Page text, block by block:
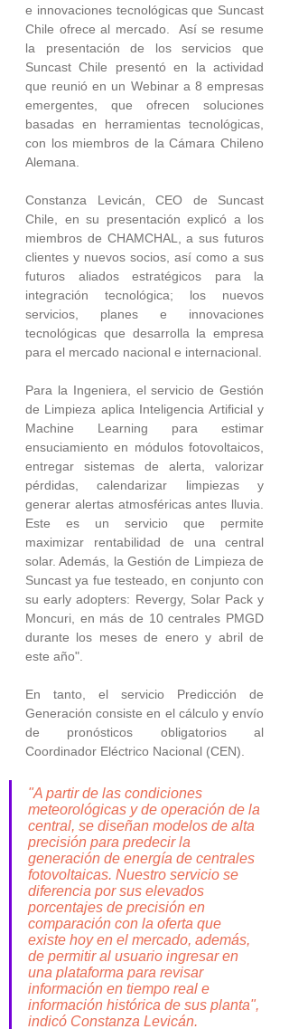
e innovaciones tecnológicas que Suncast
Chile ofrece al mercado.  Así se resume
la presentación de los servicios que
Suncast Chile presentó en la actividad
que reunió en un Webinar a 8 empresas
emergentes, que ofrecen soluciones
basadas en herramientas tecnológicas,
con los miembros de la Cámara Chileno
Alemana.
Constanza Levicán, CEO de Suncast
Chile, en su presentación explicó a los
miembros de CHAMCHAL, a sus futuros
clientes y nuevos socios, así como a sus
futuros aliados estratégicos para la
integración tecnológica; los nuevos
servicios, planes e innovaciones
tecnológicas que desarrolla la empresa
Para la Ingeniera, el servicio de Gestión
de Limpieza aplica Inteligencia Artificial y
Machine Learning para estimar
ensuciamiento en módulos fotovoltaicos,
entregar sistemas de alerta, valorizar
pérdidas, calendarizar limpiezas y
generar alertas atmosféricas antes lluvia.
Este es un servicio que permite
maximizar rentabilidad de una central
solar. Además, la Gestión de Limpieza de
Suncast ya fue testeado, en conjunto con
su early adopters: Revergy, Solar Pack y
Moncuri, en más de 10 centrales PMGD
durante los meses de enero y abril de
este año".
En tanto, el servicio Predicción de
Generación consiste en el cálculo y envío
de pronósticos obligatorios al
Coordinador Eléctrico Nacional (CEN).
"A partir de las condiciones
meteorológicas y de operación de la
central, se diseñan modelos de alta
precisión para predecir la
generación de energía de centrales
fotovoltaicas. Nuestro servicio se
diferencia por sus elevados
porcentajes de precisión en
comparación con la oferta que
existe hoy en el mercado, además,
de permitir al usuario ingresar en
una plataforma para revisar
información en tiempo real e
información histórica de sus planta",
indicó Constanza Levicán.